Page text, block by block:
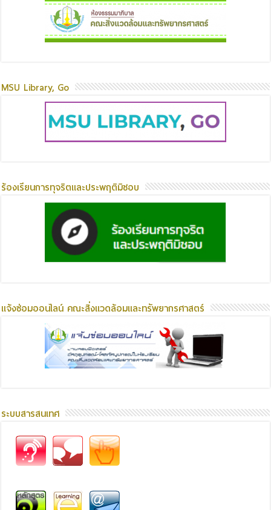
MSU Library, Go
ร้องเรียนการทุจริตและประพฤติมิชอบ
แจ้งซ่อมออนไลน์ คณะสิ่งแวดล้อมและทรัพยากรศาสตร์
ระบบสารสนเทศ